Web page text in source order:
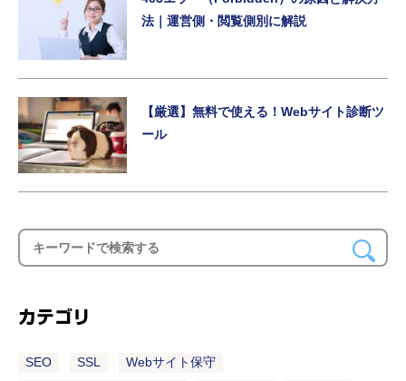
法｜運営側・閲覧側別に解説
【厳選】無料で使える！Webサイト診断ツ
ール
カテゴリ
SEO SSL
Webサイト保守